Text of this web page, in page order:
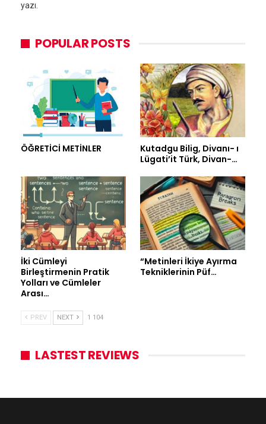
yazı.
POPULAR POSTS
ÖĞRETİCİ METİNLER
Kutadgu Bilig, Divanı- ı
Lügati’it Türk, Divan-…
İki Cümleyi
Birleştirmenin Pratik
Yolları ve Cümleler
Arası…
“Metinleri İkiye Ayırma
Tekniklerinin Püf…
PREV NEXT 1 104
LASTEST REVIEWS